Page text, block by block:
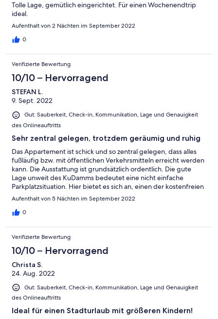
Tolle Lage, gemütlich eingerichtet. Für einen Wochenendtrip
ideal.
Aufenthalt von 2 Nächten im September 2022
0
Verifizierte Bewertung
10/10 – Hervorragend
STEFAN L.
9. Sept. 2022
Gut: Sauberkeit, Check-in, Kommunikation, Lage und Genauigkeit
des Onlineauftritts
Sehr zentral gelegen, trotzdem geräumig und ruhig
Das Appartement ist schick und so zentral gelegen, dass alles
fußläufig bzw. mit öffentlichen Verkehrsmitteln erreicht werden
kann. Die Ausstattung ist grundsätzlich ordentlich. Die gute
Lage unweit des KuDamms bedeutet eine nicht einfache
Parkplatzsituation. Hier bietet es sich an, einen der kostenfreien
P&R Parkplätze etwas außerhalb zu nutzen und das Fahrzeug
während des Aufenthalts stehen zu lassen.
Aufenthalt von 5 Nächten im September 2022
0
Verifizierte Bewertung
10/10 – Hervorragend
Christa S.
24. Aug. 2022
Gut: Sauberkeit, Check-in, Kommunikation, Lage und Genauigkeit
des Onlineauftritts
Ideal für einen Stadturlaub mit größeren Kindern!